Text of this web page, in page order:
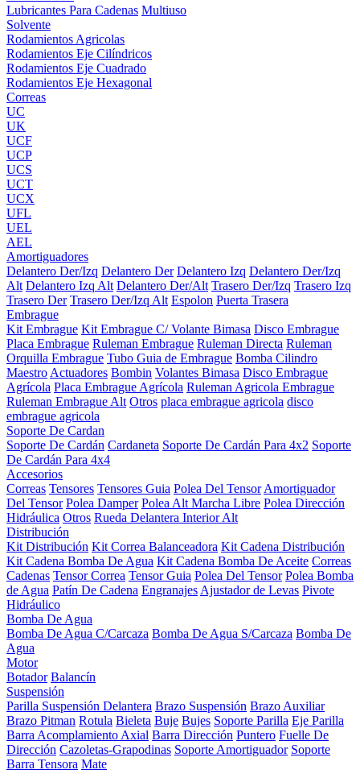
Lubricantes Para Cadenas Multiuso
Solvente
Rodamientos Agricolas
Rodamientos Eje Cilíndricos
Rodamientos Eje Cuadrado
Rodamientos Eje Hexagonal
Correas
UC
UK
UCF
UCP
UCS
UCT
UCX
UFL
UEL
AEL
Amortiguadores
Delantero Der/Izq Delantero Der Delantero Izq Delantero Der/Izq
Alt Delantero Izq Alt Delantero Der/Alt Trasero Der/Izq Trasero Izq
Trasero Der Trasero Der/Izq Alt Espolon Puerta Trasera
Embrague
Kit Embrague Kit Embrague C/ Volante Bimasa Disco Embrague
Placa Embrague Ruleman Embrague Ruleman Directa Ruleman
Orquilla Embrague Tubo Guia de Embrague Bomba Cilindro
Maestro Actuadores Bombin Volantes Bimasa Disco Embrague
Agrícola Placa Embrague Agrícola Ruleman Agricola Embrague
Ruleman Embrague Alt Otros placa embrague agricola disco
embrague agricola
Soporte De Cardan
Soporte De Cardán Cardaneta Soporte De Cardán Para 4x2 Soporte
De Cardán Para 4x4
Accesorios
Correas Tensores Tensores Guia Polea Del Tensor Amortiguador
Del Tensor Polea Damper Polea Alt Marcha Libre Polea Dirección
Hidráulica Otros Rueda Delantera Interior Alt
Distribución
Kit Distribución Kit Correa Balanceadora Kit Cadena Distribución
Kit Cadena Bomba De Agua Kit Cadena Bomba De Aceite Correas
Cadenas Tensor Correa Tensor Guia Polea Del Tensor Polea Bomba
de Agua Patín De Cadena Engranajes Ajustador de Levas Pivote
Hidráulico
Bomba De Agua
Bomba De Agua C/Carcaza Bomba De Agua S/Carcaza Bomba De
Agua
Motor
Botador Balancín
Suspensión
Parilla Suspensión Delantera Brazo Suspensión Brazo Auxiliar
Brazo Pitman Rotula Bieleta Buje Bujes Soporte Parilla Eje Parilla
Barra Acomplamiento Axial Barra Dirección Puntero Fuelle De
Dirección Cazoletas-Grapodinas Soporte Amortiguador Soporte
Barra Tensora Mate